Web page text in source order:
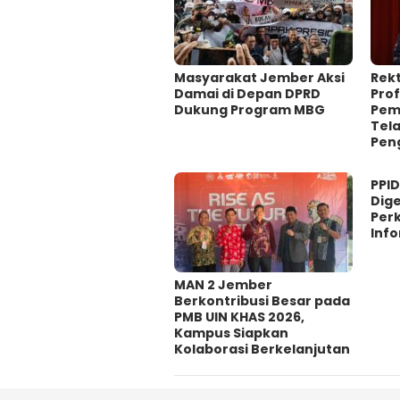
Masyarakat Jember Aksi
Damai di Depan DPRD
Dukung Program MBG
MAN 2 Jember
Berkontribusi Besar pada
PMB UIN KHAS 2026,
Kampus Siapkan
Kolaborasi Berkelanjutan